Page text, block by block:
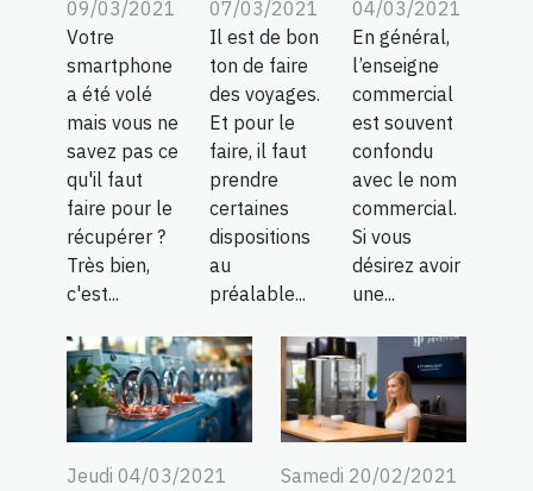
09/03/2021
Votre
smartphone
a été volé
mais vous ne
savez pas ce
qu'il faut
faire pour le
récupérer ?
Très bien,
c'est...
07/03/2021
Il est de bon
ton de faire
des voyages.
Et pour le
faire, il faut
prendre
certaines
dispositions
au
préalable...
04/03/2021
En général,
l’enseigne
commercial
est souvent
confondu
avec le nom
commercial.
Si vous
désirez avoir
une...
Jeudi 04/03/2021
Samedi 20/02/2021